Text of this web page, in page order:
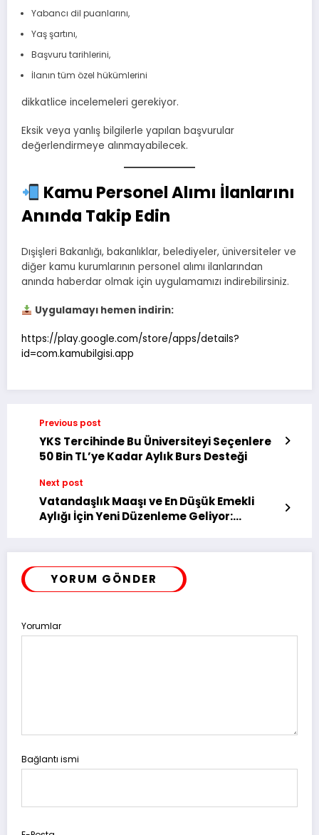
Yabancı dil puanlarını,
Yaş şartını,
Başvuru tarihlerini,
İlanın tüm özel hükümlerini
dikkatlice incelemeleri gerekiyor.
Eksik veya yanlış bilgilerle yapılan başvurular
değerlendirmeye alınmayabilecek.
Kamu Personel Alımı İlanlarını
Anında Takip Edin
Dışişleri Bakanlığı, bakanlıklar, belediyeler, üniversiteler ve
diğer kamu kurumlarının personel alımı ilanlarından
anında haberdar olmak için uygulamamızı indirebilirsiniz.
Uygulamayı hemen indirin:
https://play.google.com/store/apps/details?
id=com.kamubilgisi.app
Previous post
YKS Tercihinde Bu Üniversiteyi Seçenlere
50 Bin TL’ye Kadar Aylık Burs Desteği
Next post
Vatandaşlık Maaşı ve En Düşük Emekli
Aylığı İçin Yeni Düzenleme Geliyor:
YORUM GÖNDER
Yorumlar
Bağlantı ismi